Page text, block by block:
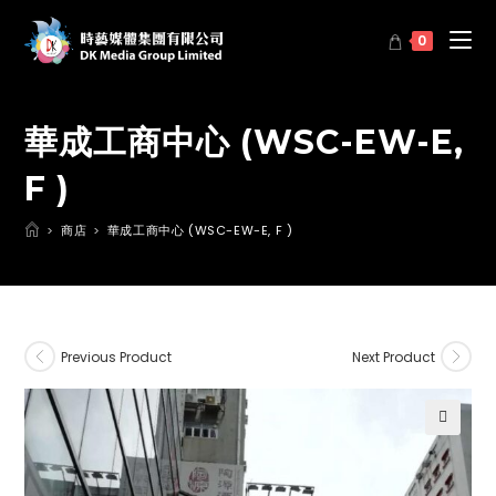
0
華成工商中心 (WSC-EW-E,
F )
> 商店 > 華成工商中心 (WSC-EW-E, F )
Previous Product Next Product
🔍